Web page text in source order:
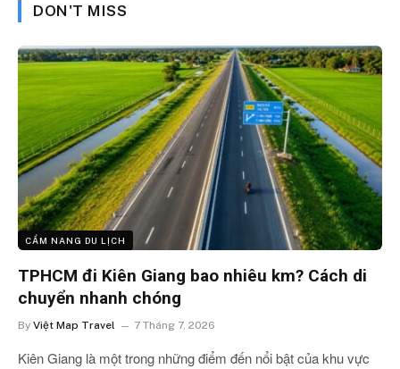
DON'T MISS
CẨM NANG DU LỊCH
TPHCM đi Kiên Giang bao nhiêu km? Cách di
chuyển nhanh chóng
By Việt Map Travel 7 Tháng 7, 2026
Kiên Giang là một trong những điểm đến nổi bật của khu vực